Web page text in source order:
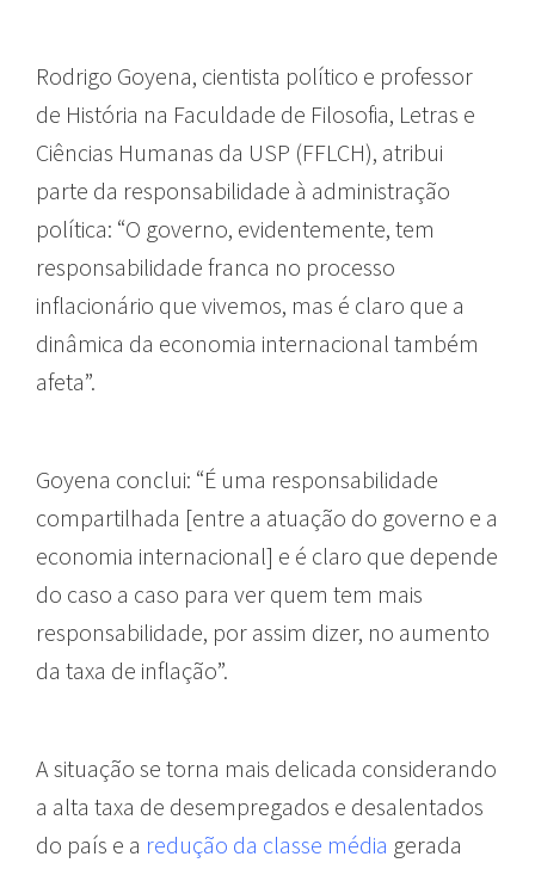
Rodrigo Goyena, cientista político e professor
de História na Faculdade de Filosofia, Letras e
Ciências Humanas da USP (FFLCH), atribui
parte da responsabilidade à administração
política: “O governo, evidentemente, tem
responsabilidade franca no processo
inflacionário que vivemos, mas é claro que a
dinâmica da economia internacional também
afeta”.
Goyena conclui: “É uma responsabilidade
compartilhada [entre a atuação do governo e a
economia internacional] e é claro que depende
do caso a caso para ver quem tem mais
responsabilidade, por assim dizer, no aumento
da taxa de inflação”.
A situação se torna mais delicada considerando
a alta taxa de desempregados e desalentados
do país e a redução da classe média gerada